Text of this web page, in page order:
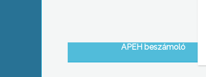
APEH beszámoló